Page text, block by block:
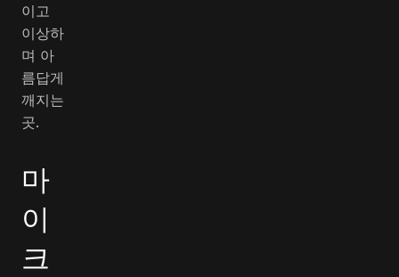
이고
이상하
며 아
름답게
깨지는
곳.
마
이
크